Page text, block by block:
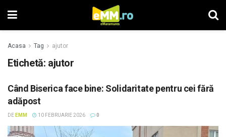
Acasa Tag ajutor
Etichetă: ajutor
Când Biserica face bine: Solidaritate pentru cei fără
adăpost
DE EMM 10 FEBRUARIE 2026 0